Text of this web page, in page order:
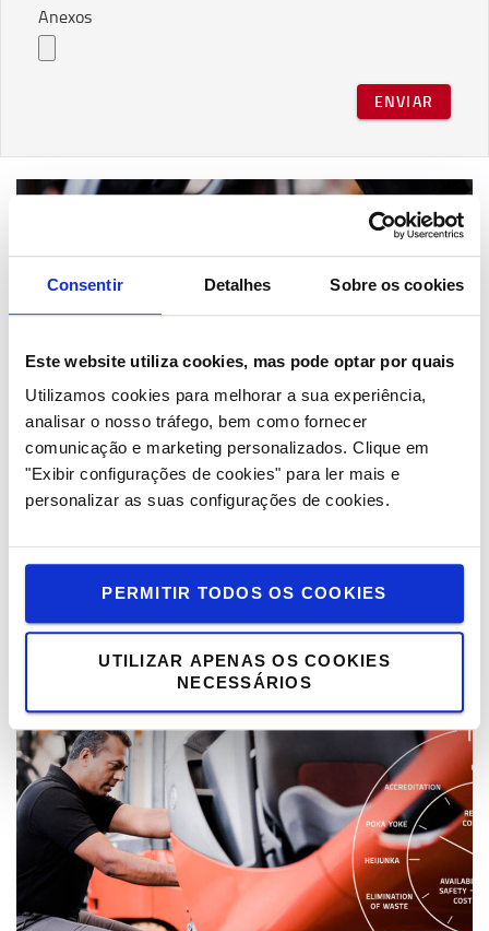
Consentir Detalhes Sobre os cookies
Este website utiliza cookies, mas pode optar por quais
Utilizamos cookies para melhorar a sua experiência,
analisar o nosso tráfego, bem como fornecer
comunicação e marketing personalizados. Clique em
"Exibir configurações de cookies" para ler mais e
personalizar as suas configurações de cookies.
PERMITIR TODOS OS COOKIES
UTILIZAR APENAS OS COOKIES
NECESSÁRIOS
Anexos
ENVIAR
Serviço Toyota
Os nossos planos de serviço mantêm o seu negócio
seu equipamento, qualquer que seja a marca. Para
que possa continuar focado no essencial – gerir o
Saiba mais >